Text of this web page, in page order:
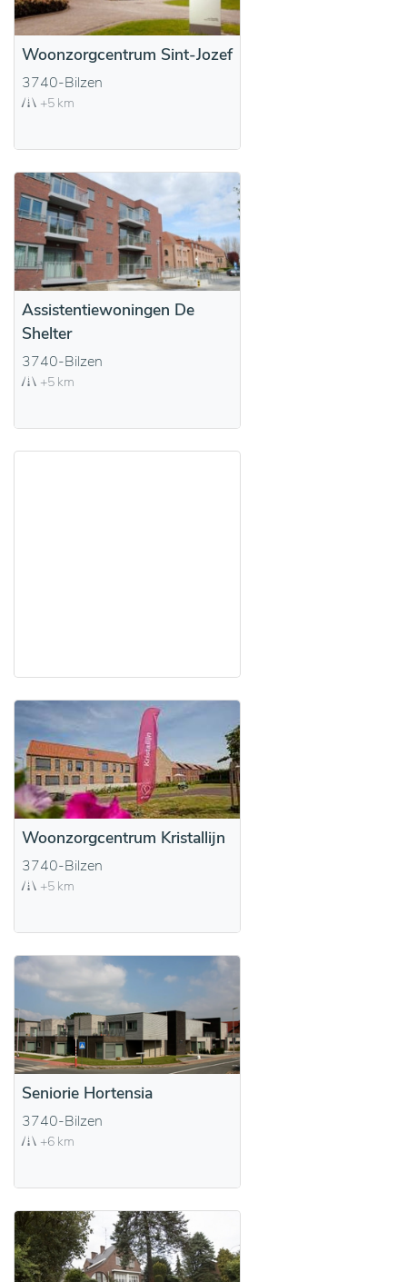
Woonzorgcentrum Sint-Jozef
3740-Bilzen
+5 km
Assistentiewoningen De
Shelter
3740-Bilzen
+5 km
Woonzorgcentrum Kristallijn
3740-Bilzen
+5 km
Seniorie Hortensia
3740-Bilzen
+6 km